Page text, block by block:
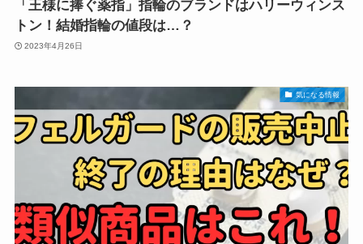
「王様に捧ぐ薬指」指輪のブランドはハリーウィンス
トン！結婚指輪の値段は…？
2023年4月26日
気になる情報